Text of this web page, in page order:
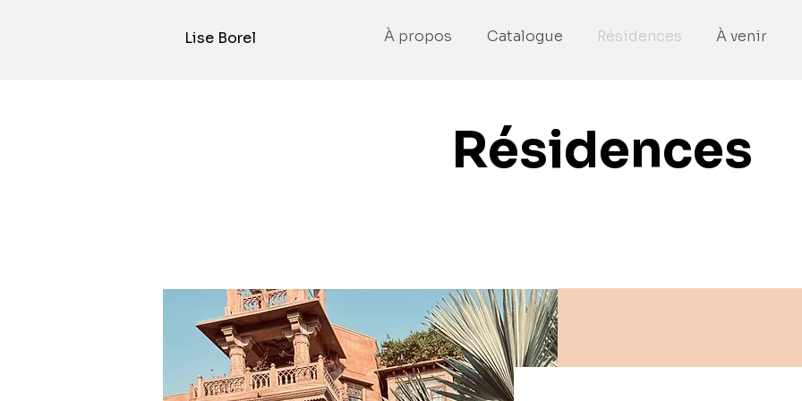
Lise Borel À propos Catalogue Résidences À venir
Résidences